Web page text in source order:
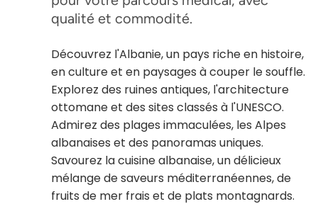
qualité et commodité.
Découvrez l'Albanie, un pays riche en histoire,
en culture et en paysages à couper le souffle.
Explorez des ruines antiques, l'architecture
ottomane et des sites classés à l'UNESCO.
Admirez des plages immaculées, les Alpes
albanaises et des panoramas uniques.
Savourez la cuisine albanaise, un délicieux
mélange de saveurs méditerranéennes, de
fruits de mer frais et de plats montagnards.